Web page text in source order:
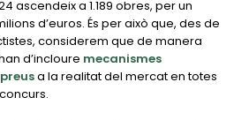
ascendeix a 1.189 obres, per un
d’euros. És per això que, des de
considerem que de manera
d’incloure mecanismes
a la realitat del mercat en totes